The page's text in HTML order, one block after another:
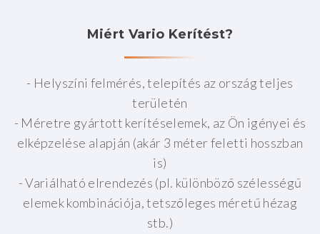
Miért Vario Kerítést?
- Helyszíni felmérés, telepítés az ország teljes
területén
- Méretre gyártott kerítéselemek, az Ön igényei és
elképzelése alapján (akár 3 méter feletti hosszban
is)
- Variálható elrendezés (pl. különböző szélességű
elemek kombinációja, tetszőleges méretű hézag
stb.)